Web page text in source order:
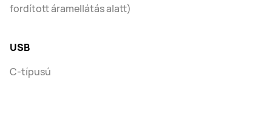
fordított áramellátás alatt)
USB
C-típusú